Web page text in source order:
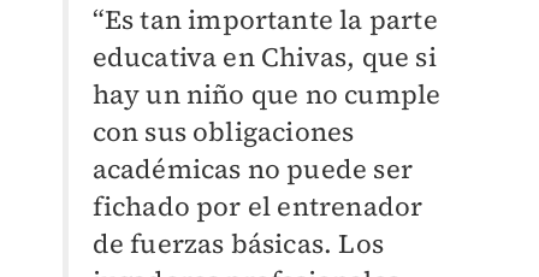
“Es tan importante la parte
educativa en Chivas, que si
hay un niño que no cumple
con sus obligaciones
académicas no puede ser
fichado por el entrenador
de fuerzas básicas. Los